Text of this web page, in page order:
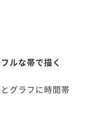
ルな帯で描く
グラフに時間帯